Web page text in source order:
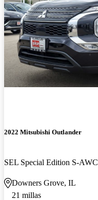
2022 Mitsubishi Outlander
SEL Special Edition S-AWC
Downers Grove, IL
21 millas